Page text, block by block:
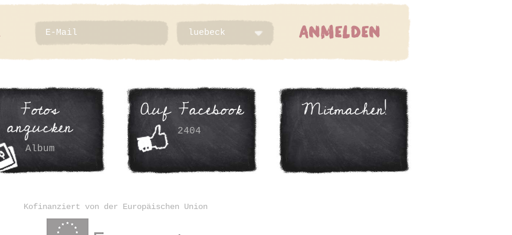
ANMELDEN
Fotos
angucken
Album
Auf Facebook
2404
Mitmachen!
Kofinanziert von der Europäischen Union